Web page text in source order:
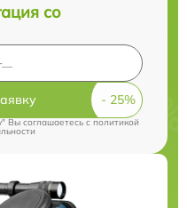
со
Вы соглашаетесь cполитикой